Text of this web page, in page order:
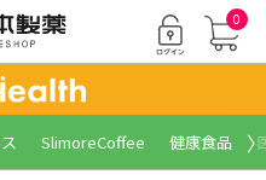
0
SlimoreCoffee 健康食品 〉